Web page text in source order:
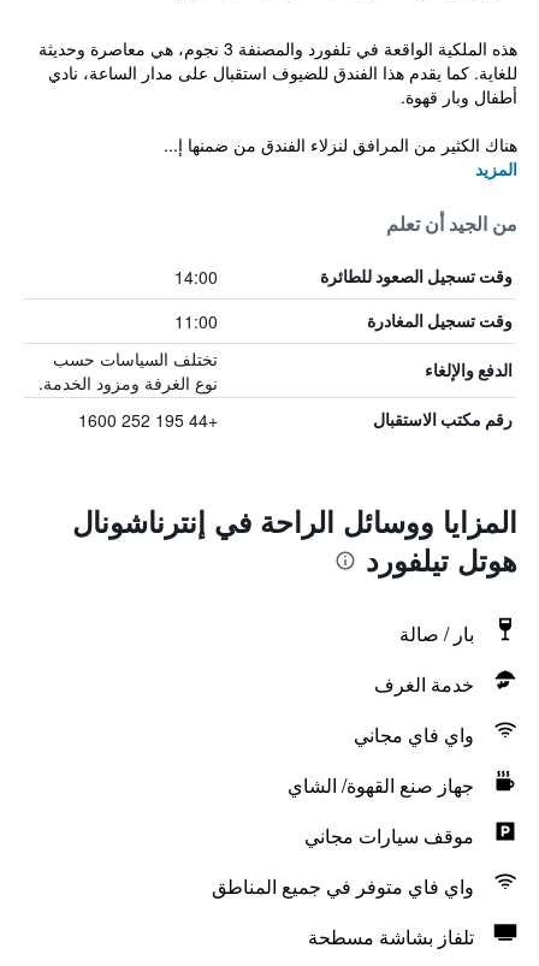
هذه الملكية الواقعة في تلفورد والمصنفة 3 نجوم، هي معاصرة وحديثة
للغاية. كما يقدم هذا الفندق للضيوف استقبال على مدار الساعة، نادي
أطفال وبار قهوة.
هناك الكثير من المرافق لنزلاء الفندق من ضمنها إ...
المزيد
من الجيد أن تعلم
وقت تسجيل الصعود للطائرة 14:00
وقت تسجيل المغادرة 11:00
الدفع والإلغاء
تختلف السياسات حسب
نوع الغرفة ومزود الخدمة.
رقم مكتب الاستقبال +44 195 252 1600
المزايا ووسائل الراحة في إنترناشونال
هوتل تيلفورد
بار / صالة
خدمة الغرف
واي فاي مجاني
جهاز صنع القهوة/ الشاي
موقف سيارات مجاني
واي فاي متوفر في جميع المناطق
تلفاز بشاشة مسطحة